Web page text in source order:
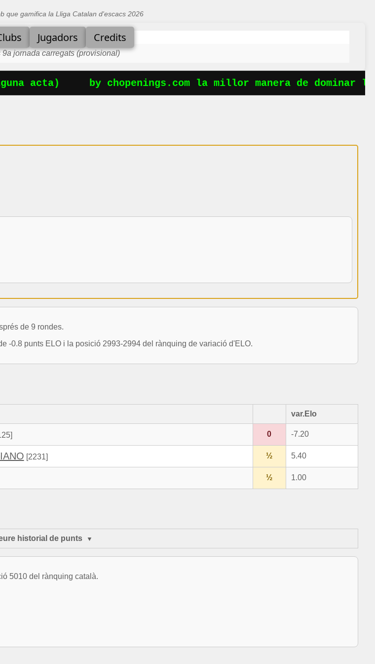
que gamifica la Lliga Catalan d'escacs 2026
Jugadors Credits
9a jornada carregats (provisional)
acta) by chopenings.com la millor manera de dominar
de 9 rondes.
-0.8 punts ELO i la posició 2993-2994 del rànquing de variació d'ELO.
var.Elo
0 -7.20
[2231] ½ 5.40
½ 1.00
historial de punts
5010 del rànquing català.